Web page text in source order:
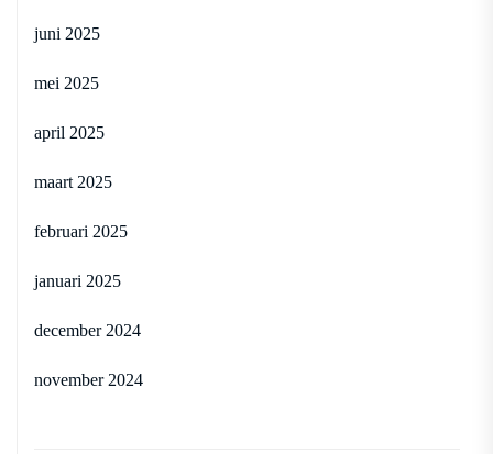
juni 2025
mei 2025
april 2025
maart 2025
februari 2025
januari 2025
december 2024
november 2024